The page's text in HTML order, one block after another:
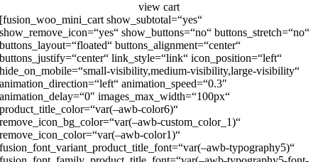
view cart
[fusion_woo_mini_cart show_subtotal=“yes“
show_remove_icon=“yes“ show_buttons=“no“ buttons_stretch=“no“
buttons_layout=“floated“ buttons_alignment=“center“
buttons_justify=“center“ link_style=“link“ icon_position=“left“
hide_on_mobile=“small-visibility,medium-visibility,large-visibility“
animation_direction=“left“ animation_speed=“0.3″
animation_delay=“0″ images_max_width=“100px“
product_title_color=“var(–awb-color6)“
remove_icon_bg_color=“var(–awb-custom_color_1)“
remove_icon_color=“var(–awb-color1)“
fusion_font_variant_product_title_font=“var(–awb-typography5)“